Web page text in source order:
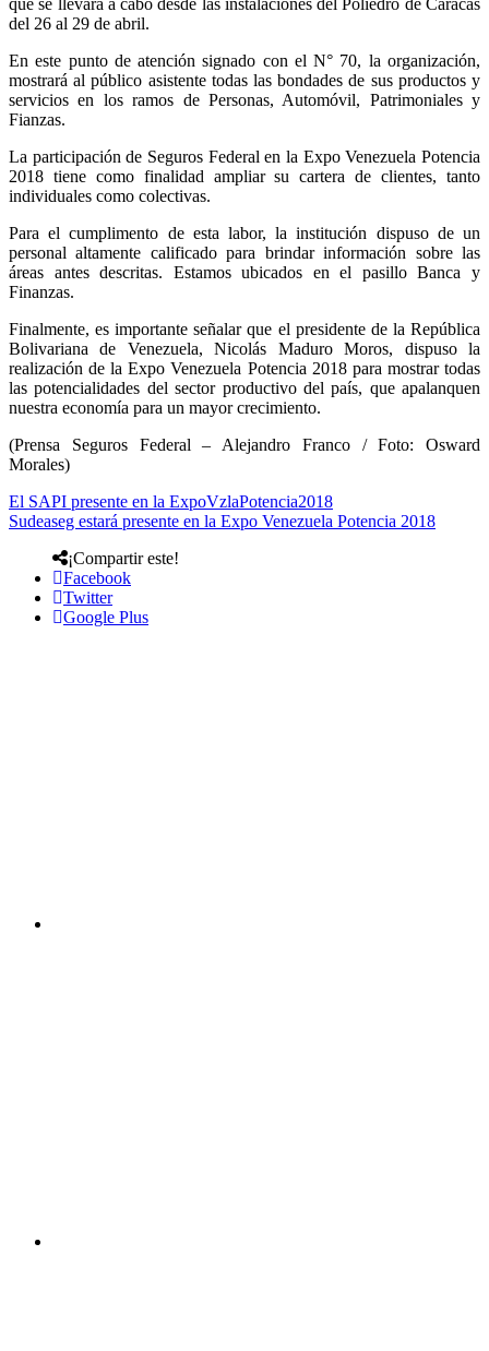
del 26 al 29 de abril.
En este punto de atención signado con el N° 70, la organización,
mostrará al público asistente todas las bondades de sus productos y
servicios en los ramos de Personas, Automóvil, Patrimoniales y
Fianzas.
La participación de Seguros Federal en la Expo Venezuela Potencia
2018 tiene como finalidad ampliar su cartera de clientes, tanto
individuales como colectivas.
Para el cumplimento de esta labor, la institución dispuso de un
personal altamente calificado para brindar información sobre las
áreas antes descritas. Estamos ubicados en el pasillo Banca y
Finanzas.
Finalmente, es importante señalar que el presidente de la República
Bolivariana de Venezuela, Nicolás Maduro Moros, dispuso la
realización de la Expo Venezuela Potencia 2018 para mostrar todas
las potencialidades del sector productivo del país, que apalanquen
nuestra economía para un mayor crecimiento.
(Prensa Seguros Federal – Alejandro Franco / Foto: Osward
Morales)
El SAPI presente en la ExpoVzlaPotencia2018
Sudeaseg estará presente en la Expo Venezuela Potencia 2018
¡Compartir este!
Facebook
Twitter
Google Plus